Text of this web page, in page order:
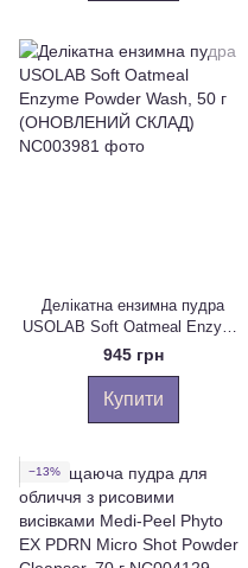
Делікатна ензимна пудра
USOLAB Soft Oatmeal Enzyme
Powder Wash, 50 г
(ОНОВЛЕНИЙ СКЛАД)
945 грн
Купити
−13%